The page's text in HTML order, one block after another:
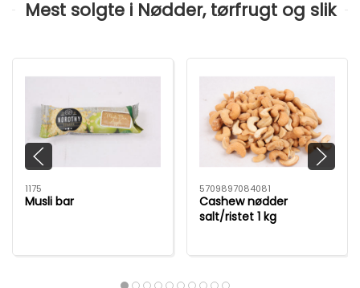
Mest solgte i Nødder, tørfrugt og slik
1175
Musli bar
5709897084081
Cashew nødder
salt/ristet 1 kg